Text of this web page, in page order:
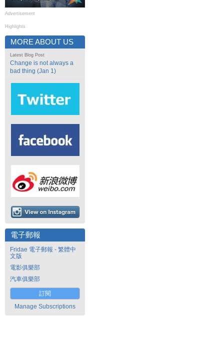
Advertisement
Highlights
MORE ABOUT US
Latest Blog Post
Change is not always a
bad thing (Jan 1)
電子郵報
Fridae 電子郵報 - 繁體中
文版
電影俱樂部
汽車俱樂部
訂閱
Manage Subscriptions